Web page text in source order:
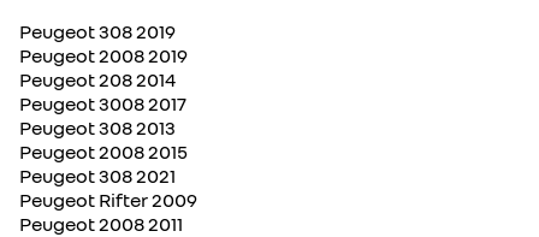
Peugeot 308 2019
Peugeot 2008 2019
Peugeot 208 2014
Peugeot 3008 2017
Peugeot 308 2013
Peugeot 2008 2015
Peugeot 308 2021
Peugeot Rifter 2009
Peugeot 2008 2011